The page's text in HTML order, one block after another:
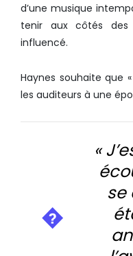
d’une musique
tenir aux côtés des
influencé.
Haynes souhaite que «
les auditeurs à une
«
se